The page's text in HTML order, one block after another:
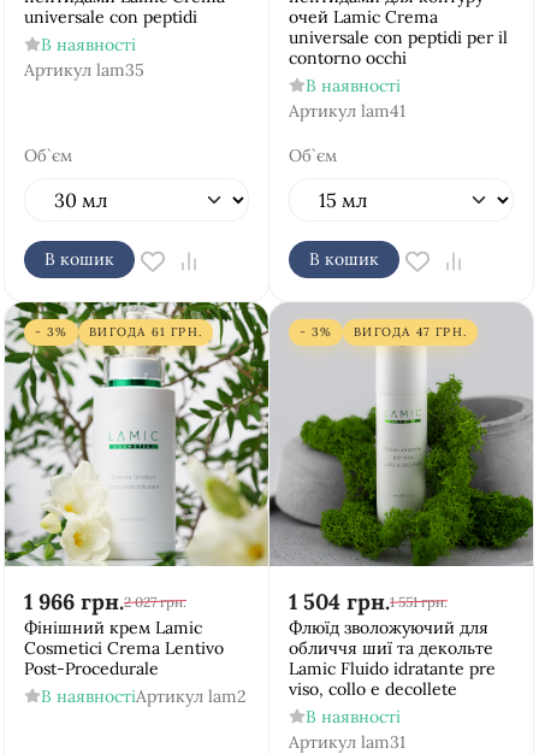
universale con peptidi
В наявності
Артикул lam35
Об`єм
В кошик
очей Lamic Crema
universale con peptidi per il
contorno occhi
В наявності
Артикул lam41
Об`єм
В кошик
- 3% ВИГОДА 61 ГРН.
1 966 грн.2 027 грн.
Фінішний крем Lamic
Cosmetici Crema Lentivo
Post-Procedurale
В наявностіАртикул lam2
- 3% ВИГОДА 47 ГРН.
1 504 грн.1 551 грн.
Флюїд зволожуючий для
обличчя шиї та декольте
Lamic Fluido idratante pre
viso, collo e decollete
В наявності
Артикул lam31